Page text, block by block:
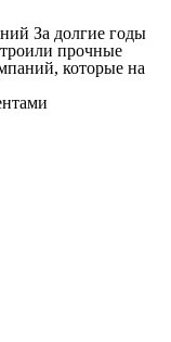
За долгие годы
прочные
которые на